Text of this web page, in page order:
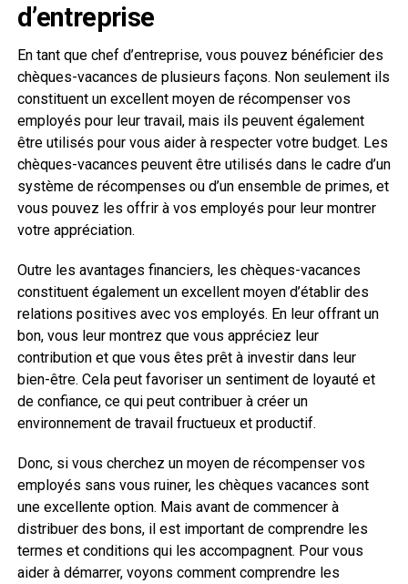
d’entreprise
En tant que chef d’entreprise, vous pouvez bénéficier des
chèques-vacances de plusieurs façons. Non seulement ils
constituent un excellent moyen de récompenser vos
employés pour leur travail, mais ils peuvent également
être utilisés pour vous aider à respecter votre budget. Les
chèques-vacances peuvent être utilisés dans le cadre d’un
système de récompenses ou d’un ensemble de primes, et
vous pouvez les offrir à vos employés pour leur montrer
votre appréciation.
Outre les avantages financiers, les chèques-vacances
constituent également un excellent moyen d’établir des
relations positives avec vos employés. En leur offrant un
bon, vous leur montrez que vous appréciez leur
contribution et que vous êtes prêt à investir dans leur
bien-être. Cela peut favoriser un sentiment de loyauté et
de confiance, ce qui peut contribuer à créer un
environnement de travail fructueux et productif.
Donc, si vous cherchez un moyen de récompenser vos
employés sans vous ruiner, les chèques vacances sont
une excellente option. Mais avant de commencer à
distribuer des bons, il est important de comprendre les
termes et conditions qui les accompagnent. Pour vous
aider à démarrer, voyons comment comprendre les